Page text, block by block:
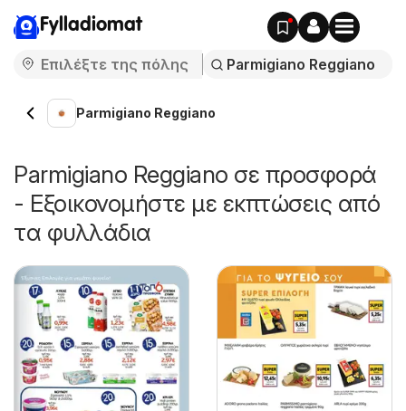
Fylladiomat
Parmigiano Reggiano
Parmigiano Reggiano σε προσφορά
- Εξοικονομήστε με εκπτώσεις από
τα φυλλάδια